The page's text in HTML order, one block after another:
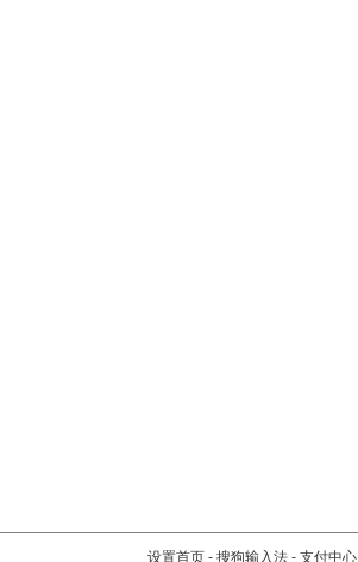
设置首页 - 搜狗输入法 - 支付中心